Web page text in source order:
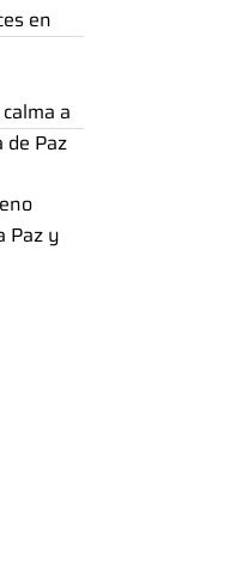
en
a
de Paz
Paz y